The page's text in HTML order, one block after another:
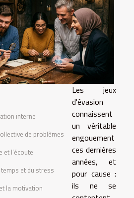
interne
de problèmes
et l’écoute
et du stress
la motivation
Les jeux
d'évasion
connaissent
un véritable
engouement
ces dernières
années, et
pour cause :
ils ne se